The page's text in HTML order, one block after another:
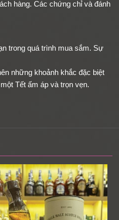
hàng. Các chứng chỉ và đánh
trong quá trình mua sắm. Sự
những khoảnh khắc đặc biệt
Tết ấm áp và trọn vẹn.